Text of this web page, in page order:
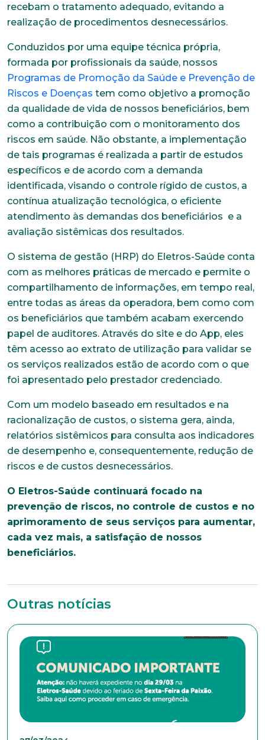
recebam o tratamento adequado, evitando a
realização de procedimentos desnecessários.
Conduzidos por uma equipe técnica própria,
formada por profissionais da saúde, nossos
Programas de Promoção da Saúde e Prevenção de
Riscos e Doenças tem como objetivo a promoção
da qualidade de vida de nossos beneficiários, bem
como a contribuição com o monitoramento dos
riscos em saúde. Não obstante, a implementação
de tais programas é realizada a partir de estudos
específicos e de acordo com a demanda
identificada, visando o controle rígido de custos, a
contínua atualização tecnológica, o eficiente
atendimento às demandas dos beneficiários e a
avaliação sistêmicas dos resultados.
O sistema de gestão (HRP) do Eletros-Saúde conta
com as melhores práticas de mercado e permite o
compartilhamento de informações, em tempo real,
entre todas as áreas da operadora, bem como com
os beneficiários que também acabam exercendo
papel de auditores. Através do site e do App, eles
têm acesso ao extrato de utilização para validar se
os serviços realizados estão de acordo com o que
foi apresentado pelo prestador credenciado.
Com um modelo baseado em resultados e na
racionalização de custos, o sistema gera, ainda,
relatórios sistêmicos para consulta aos indicadores
de desempenho e, consequentemente, redução de
riscos e de custos desnecessários.
O Eletros-Saúde continuará focado na
prevenção de riscos, no controle de custos e no
aprimoramento de seus serviços para aumentar,
cada vez mais, a satisfação de nossos
beneficiários.
Outras notícias
Trabalhe conosco
Faça parte de uma instituição sólida, ética e
comprometida com o bem-estar dos seus
colaboradores. Preencha todos os dados abaixo e
anexe seu currículo.
*Campos obrigatórios
E-mail*
Telefone
Endereço